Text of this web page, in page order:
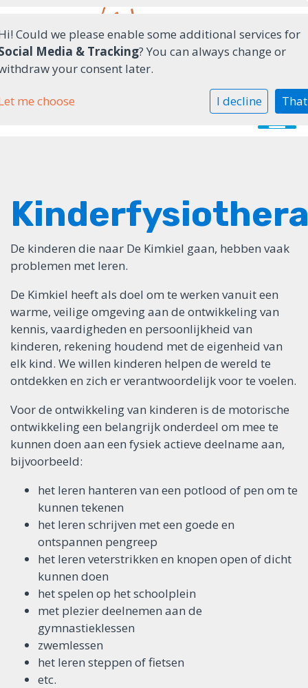
Ons onderwijs
De kinderen die naar De Kimkiel gaan, hebben vaak
problemen met leren.
De Kimkiel heeft als doel om te werken vanuit een
warme, veilige omgeving aan de ontwikkeling van
kennis, vaardigheden en persoonlijkheid van
kinderen, rekening houdend met de eigenheid van
elk kind. We willen kinderen helpen de wereld te
ontdekken en zich er verantwoordelijk voor te voelen.
Voor de ontwikkeling van kinderen is de motorische
ontwikkeling een belangrijk onderdeel om mee te
kunnen doen aan een fysiek actieve deelname aan,
bijvoorbeeld:
het leren hanteren van een potlood of pen om te
kunnen tekenen
het leren schrijven met een goede en
ontspannen pengreep
het leren veterstrikken en knopen open of dicht
kunnen doen
het spelen op het schoolplein
met plezier deelnemen aan de
gymnastieklessen
zwemlessen
het leren steppen of fietsen
etc.
Could we please enable some additional services for
Media & Tracking? You can always change or
your consent later.
me choose I decline